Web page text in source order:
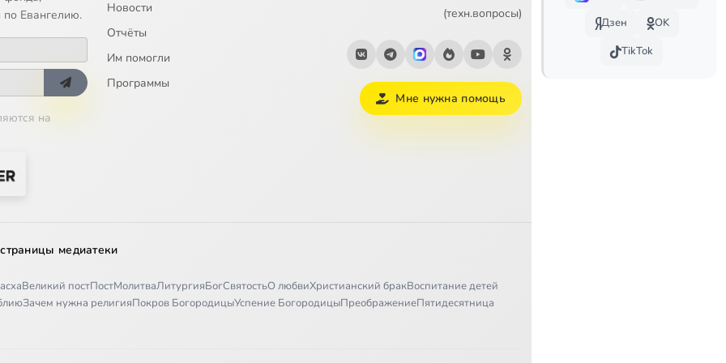
Молитва Отче наш. О прощении долгов 1:42:24
Мф. 6: 14-16. О прощении грехов и посте 1:41:26
Мф. 6: 16-18. О посте 1:19:09
О сокровище 1:22:35
Мф. 7: 7-11 1:41:06
Евангелию.
на
Новости
Отчёты
Им помогли
Программы
(техн.вопросы)
Мне нужна помощь
медиатеки
Великий постПостМолитваЛитургияБогСвятостьО любвиХристианский бракВоспитание детей
Зачем нужна религияПокров БогородицыУспение БогородицыПреображениеПятидесятница
Дзен
OK
TikTok